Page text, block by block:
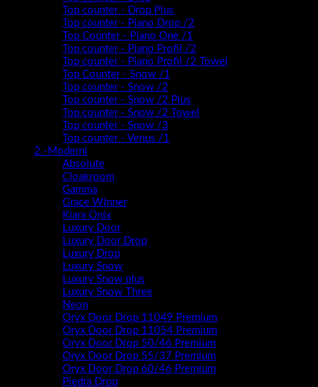
Top counter - Drop Plus
Top counter - Piano Drop /2
Top Counter - Piano One /1
Top counter - Piano Profil /2
Top counter - Piano Profil /2 Towel
Top Counter - Snow /1
Top counter - Snow /2
Top counter - Snow /2 Plus
Top counter - Snow /2 Towel
Top counter - Snow /3
Top counter - Venus /1
2.-Moderni
Absolute
Cloakroom
Gamma
Grace Winner
Kiara Onix
Luxury Door
Luxury Door Drop
Luxury Drop
Luxury Snow
Luxury Snow plus
Luxury Snow Three
Neon
Oryx Door Drop 11049 Premium
Oryx Door Drop 11054 Premium
Oryx Door Drop 50/46 Premium
Oryx Door Drop 55/37 Premium
Oryx Door Drop 60/46 Premium
Piedra Drop